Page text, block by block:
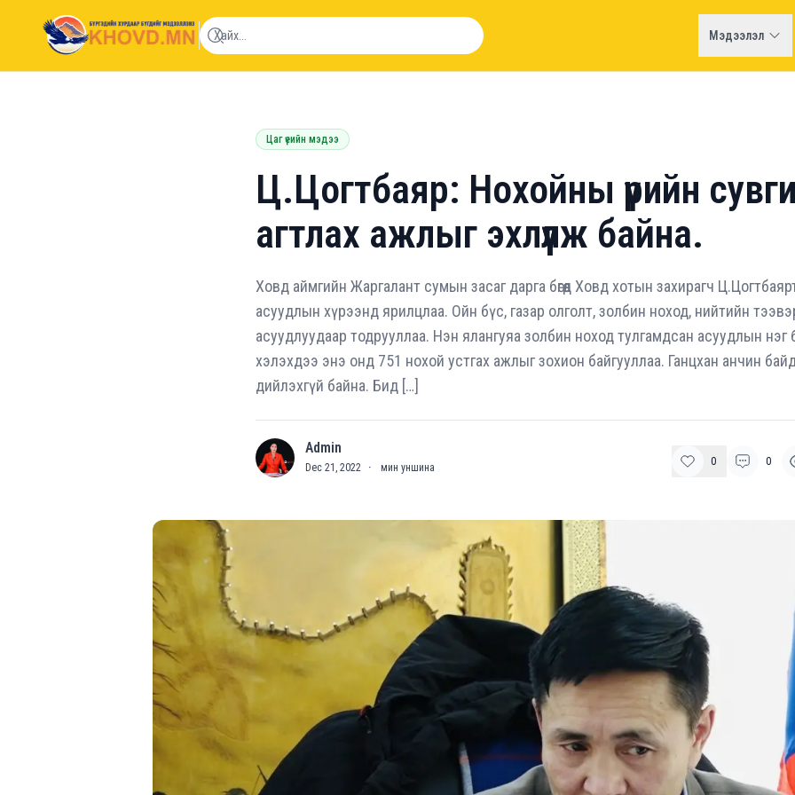
khovd.mn
Мэдээлэл
Цаг үеийн мэдээ
Ц.Цогтбаяр: Нохойны үрийн
агтлах ажлыг эхлүүлж байна.
Ховд аймгийн Жаргалант сумын засаг дарга бөгөөд Ховд хотын захирагч
асуудлын хүрээнд ярилцлаа. Ойн бүс, газар олголт, золбин ноход, нийтийн
асуудлуудаар тодрууллаа. Нэн ялангуяа золбин ноход тулгамдсан асуудлын
хэлэхдээ энэ онд 751 нохой устгах ажлыг зохион байгууллаа. Ганцхан анчин
дийлэхгүй байна. Бид […]
A Admin
Dec 21, 2022 · мин уншина 0 0